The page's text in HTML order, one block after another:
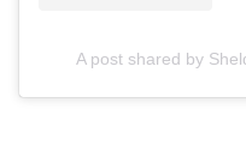
A post shared by